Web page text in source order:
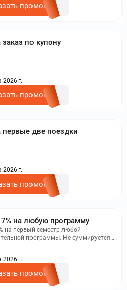
промокод
заказ по купону
2026 г.
промокод
первые две поездки
2026 г.
промокод
на любую программу
на первый семестр любой
программы. Не суммируется с
2026 г.
промокод